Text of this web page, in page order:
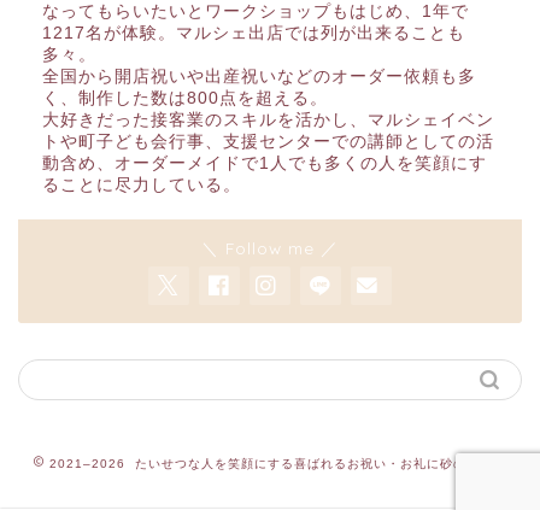
なってもらいたいとワークショップもはじめ、1年で
1217名が体験。マルシェ出店では列が出来ることも
多々。
全国から開店祝いや出産祝いなどのオーダー依頼も多
く、制作した数は800点を超える。
大好きだった接客業のスキルを活かし、マルシェイベン
トや町子ども会行事、支援センターでの講師としての活
動含め、オーダーメイドで1人でも多くの人を笑顔にす
ることに尽力している。
＼ Follow me ／
2021–2026 たいせつな人を笑顔にする喜ばれるお祝い・お礼に砂のギフト